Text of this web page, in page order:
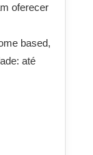
oferecer
based,
até